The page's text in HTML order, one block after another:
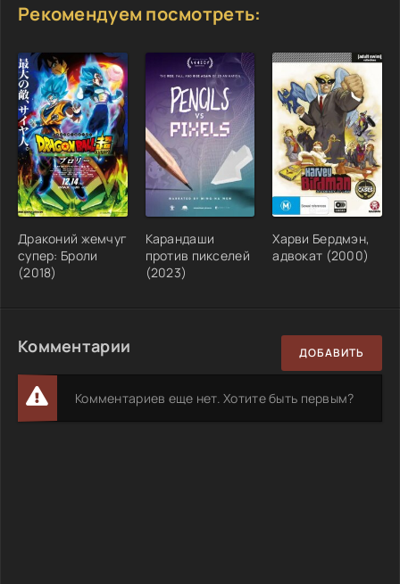
Рекомендуем посмотреть:
Драконий жемчуг
супер: Броли
(2018)
Карандаши
против пикселей
(2023)
Харви Бердмэн,
адвокат (2000)
Комментарии ДОБАВИТЬ
Комментариев еще нет. Хотите быть первым?